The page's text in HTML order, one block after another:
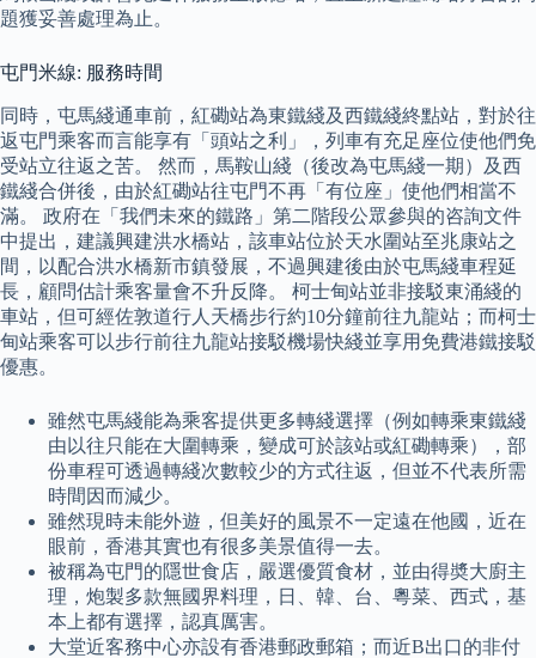
題獲妥善處理為止。
屯門米線: 服務時間
同時，屯馬綫通車前，紅磡站為東鐵綫及西鐵綫終點站，對於往
返屯門乘客而言能享有「頭站之利」，列車有充足座位使他們免
受站立往返之苦。 然而，馬鞍山綫（後改為屯馬綫一期）及西
鐵綫合併後，由於紅磡站往屯門不再「有位座」使他們相當不
滿。 政府在「我們未來的鐵路」第二階段公眾參與的咨詢文件
中提出，建議興建洪水橋站，該車站位於天水圍站至兆康站之
間，以配合洪水橋新市鎮發展，不過興建後由於屯馬綫車程延
長，顧問估計乘客量會不升反降。 柯士甸站並非接駁東涌綫的
車站，但可經佐敦道行人天橋步行約10分鐘前往九龍站；而柯士
甸站乘客可以步行前往九龍站接駁機場快綫並享用免費港鐵接駁
優惠。
雖然屯馬綫能為乘客提供更多轉綫選擇（例如轉乘東鐵綫
由以往只能在大圍轉乘，變成可於該站或紅磡轉乘），部
份車程可透過轉綫次數較少的方式往返，但並不代表所需
時間因而減少。
雖然現時未能外遊，但美好的風景不一定遠在他國，近在
眼前，香港其實也有很多美景值得一去。
被稱為屯門的隱世食店，嚴選優質食材，並由得奬大廚主
理，炮製多款無國界料理，日、韓、台、粵菜、西式，基
本上都有選擇，認真厲害。
大堂近客務中心亦設有香港郵政郵箱；而近B出口的非付